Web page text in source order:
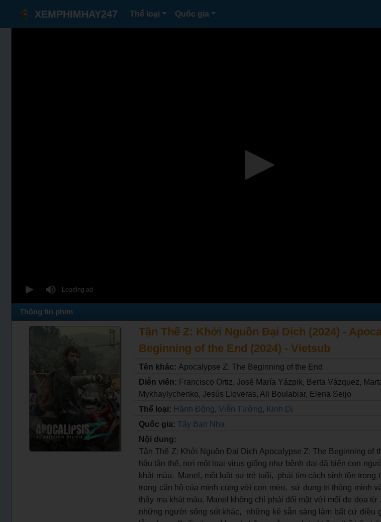
XEMPHIMHAY247 Thể loại Quốc gia
Thông tin phim
Tận Thế Z: Khởi Nguồn Đại Dịch (2024) -
Beginning of the End (2024) - Vietsub
Tên khác: Apocalypse Z: The Beginning of the End
Diễn viên: Francisco Ortiz, José María Yázpik, Berta Vázquez,
Mykhaylychenko, Jesús Lloveras, Ali Boulabiar, Elena Seijo
Thể loại: Hành Động,Viễn Tưởng, Kinh Dị
Quốc gia:Tây Ban Nha
Nội dung:
Tận Thế Z: Khởi Nguồn Đại Dịch Apocalypse Z: The Beginning of
hậu tận thế, nơi một loại virus giống như bệnh dại đã biến con
khát máu. Manel, một luật sư trẻ tuổi, phải tìm cách sinh tồn trong
trong căn hộ của mình cùng với con mèo, sử dụng trí thông minh
thây ma khát máu. Manel không chỉ phải đối mặt với mối đe dọa
những người sống sót khác, những kẻ sẵn sàng làm bất cứ điều